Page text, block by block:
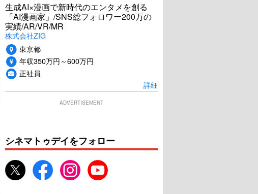
生成AI×漫画で新時代のエンタメを創る
「AI漫画家」/SNS総フォロワー200万の
実績/AR/VR/MR
株式会社ZIG
東京都
年収350万円～600万円
正社員
詳細
ADVERTISEMENT
シネマトゥデイをフォロー